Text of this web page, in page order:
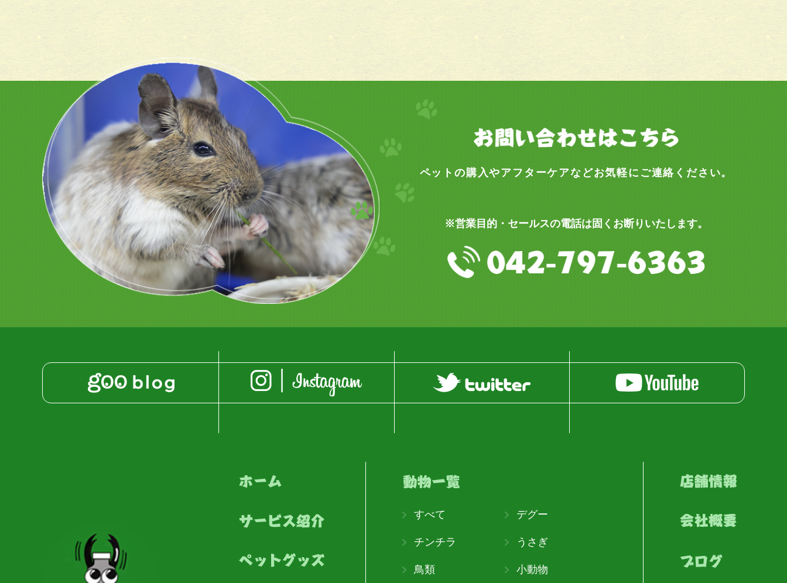
ペットの購入やアフターケアなどお気軽にご連絡ください。
※営業目的・セールスの電話は固くお断りいたします。
すべて デグー
チンチラ うさぎ
鳥類 小動物